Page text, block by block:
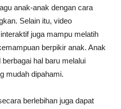
anak-anak dengan cara
Selain itu, video
juga mampu melatih
berpikir anak. Anak
hal baru melalui
mudah dipahami.
berlebihan juga dapat